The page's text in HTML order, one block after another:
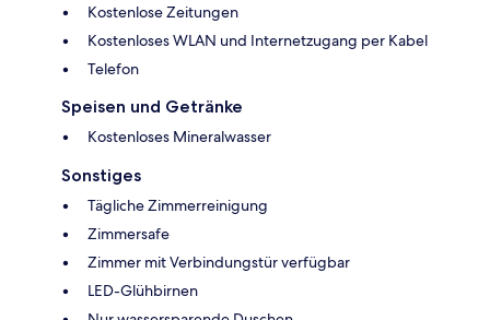
Kostenlose Zeitungen
Kostenloses WLAN und Internetzugang per Kabel
Telefon
Speisen und Getränke
Kostenloses Mineralwasser
Sonstiges
Tägliche Zimmerreinigung
Zimmersafe
Zimmer mit Verbindungstür verfügbar
LED-Glühbirnen